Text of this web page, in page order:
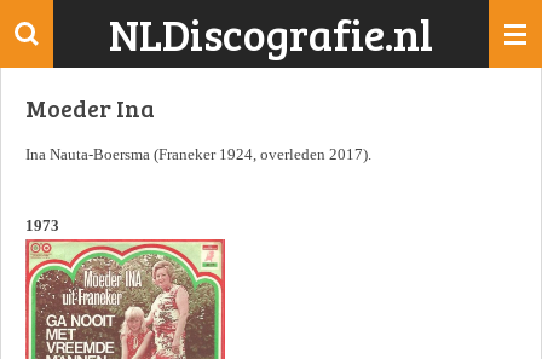
Ga
de
NLDiscografie.nl
Moeder Ina
Ina Nauta-Boersma (Franeker 1924, overleden 2017).
1973